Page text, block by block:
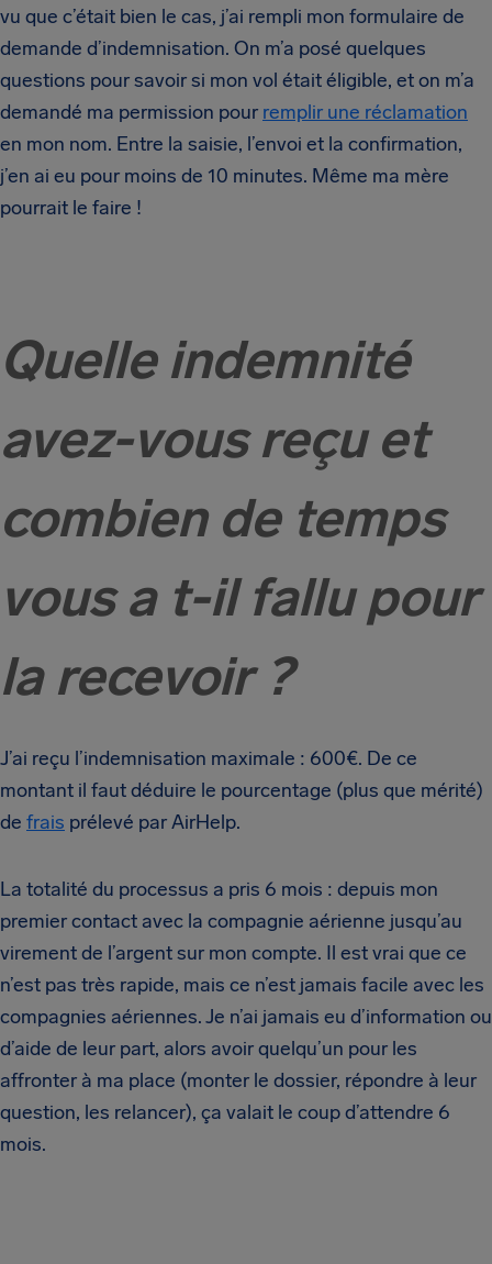
vu que c’était bien le cas, j’ai rempli mon formulaire de
demande d’indemnisation. On m’a posé quelques
questions pour savoir si mon vol était éligible, et on m’a
demandé ma permission pour remplir une réclamation
en mon nom. Entre la saisie, l’envoi et la confirmation,
j’en ai eu pour moins de 10 minutes. Même ma mère
pourrait le faire !
Quelle indemnité
avez-vous reçu et
combien de temps
vous a t-il fallu pour
la recevoir ?
J’ai reçu l’indemnisation maximale : 600€. De ce
montant il faut déduire le pourcentage (plus que mérité)
de frais prélevé par AirHelp.
La totalité du processus a pris 6 mois : depuis mon
premier contact avec la compagnie aérienne jusqu’au
virement de l’argent sur mon compte. Il est vrai que ce
n’est pas très rapide, mais ce n’est jamais facile avec les
compagnies aériennes. Je n’ai jamais eu d’information ou
d’aide de leur part, alors avoir quelqu’un pour les
affronter à ma place (monter le dossier, répondre à leur
question, les relancer), ça valait le coup d’attendre 6
mois.